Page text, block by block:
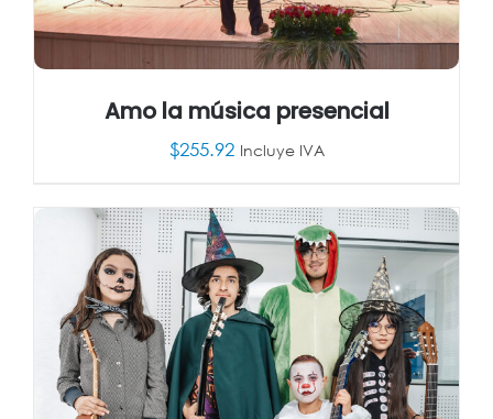
AÑADIR AL CARRITO / DETALLES
Amo la música presencial
$255.92 Incluye IVA